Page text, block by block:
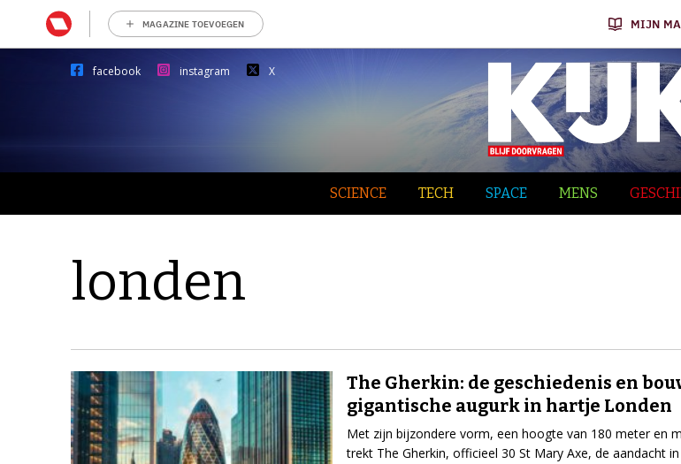
MAGAZINE TOEVOEGEN MIJN
facebook instagram X
SCIENCE TECH SPACE MENS
londen
The Gherkin: de geschiedenis en
gigantische augurk in hartje Londen
Met zijn bijzondere vorm, een hoogte van 180 meter en
trekt The Gherkin, officieel 30 St Mary Axe, de aandacht